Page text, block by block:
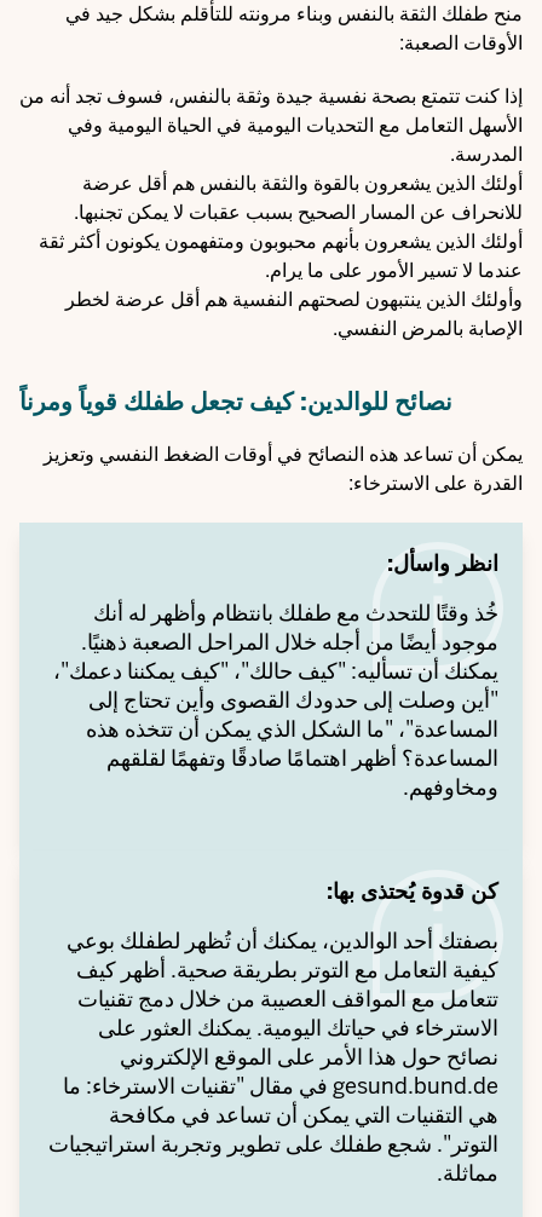
منح طفلك الثقة بالنفس وبناء مرونته للتأقلم بشكل جيد في
الأوقات الصعبة:
إذا كنت تتمتع بصحة نفسية جيدة وثقة بالنفس، فسوف تجد أنه من
الأسهل التعامل مع التحديات اليومية في الحياة اليومية وفي
المدرسة.
أولئك الذين يشعرون بالقوة والثقة بالنفس هم أقل عرضة
للانحراف عن المسار الصحيح بسبب عقبات لا يمكن تجنبها.
أولئك الذين يشعرون بأنهم محبوبون ومتفهمون يكونون أكثر ثقة
عندما لا تسير الأمور على ما يرام.
وأولئك الذين ينتبهون لصحتهم النفسية هم أقل عرضة لخطر
الإصابة بالمرض النفسي.
نصائح للوالدين: كيف تجعل طفلك قوياً ومرناً
يمكن أن تساعد هذه النصائح في أوقات الضغط النفسي وتعزيز
القدرة على الاسترخاء:
انظر واسأل:
خُذ وقتًا للتحدث مع طفلك بانتظام وأظهر له أنك
موجود أيضًا من أجله خلال المراحل الصعبة ذهنيًا.
يمكنك أن تسأليه: "كيف حالك"، "كيف يمكننا دعمك"،
"أين وصلت إلى حدودك القصوى وأين تحتاج إلى
المساعدة"، "ما الشكل الذي يمكن أن تتخذه هذه
المساعدة؟ أظهر اهتمامًا صادقًا وتفهمًا لقلقهم
ومخاوفهم.
كن قدوة يُحتذى بها:
بصفتك أحد الوالدين، يمكنك أن تُظهر لطفلك بوعي
كيفية التعامل مع التوتر بطريقة صحية. أظهر كيف
تتعامل مع المواقف العصيبة من خلال دمج تقنيات
الاسترخاء في حياتك اليومية. يمكنك العثور على
نصائح حول هذا الأمر على الموقع الإلكتروني
gesund.bund.de في مقال "تقنيات الاسترخاء: ما
هي التقنيات التي يمكن أن تساعد في مكافحة
التوتر". شجع طفلك على تطوير وتجربة استراتيجيات
مماثلة.